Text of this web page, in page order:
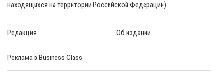
находящихся на территории Российской Федерации).
Редакция Об издании
Реклама в Business Class